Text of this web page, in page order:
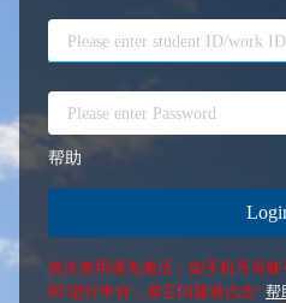
帮助
首次使用请先激活；如手机号等
码”进行申诉；其它问题请点击“ 帮